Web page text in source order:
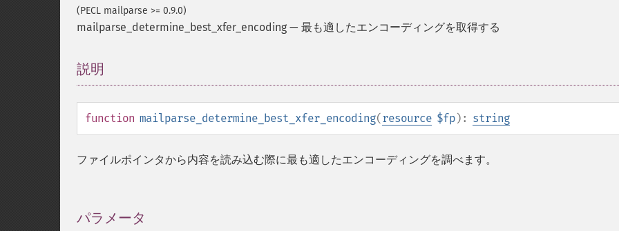
(PECL mailparse >= 0.9.0)
mailparse_determine_best_xfer_encoding — 最も適したエンコーディングを取得する
説明
function mailparse_determine_best_xfer_encoding(resource $fp): string
ファイルポインタから内容を読み込む際に最も適したエンコーディングを調べます。
パラメータ